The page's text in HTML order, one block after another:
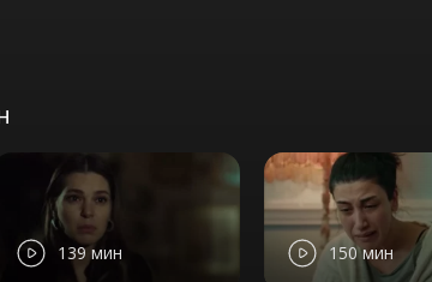
139 мин 150 мин